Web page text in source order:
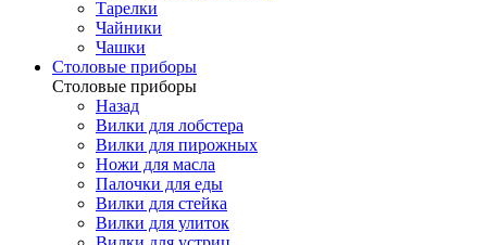
Тарелки
Чайники
Чашки
Cтоловые приборы
Cтоловые приборы
Назад
Вилки для лобстера
Вилки для пирожных
Ножи для масла
Палочки для еды
Вилки для стейка
Вилки для улиток